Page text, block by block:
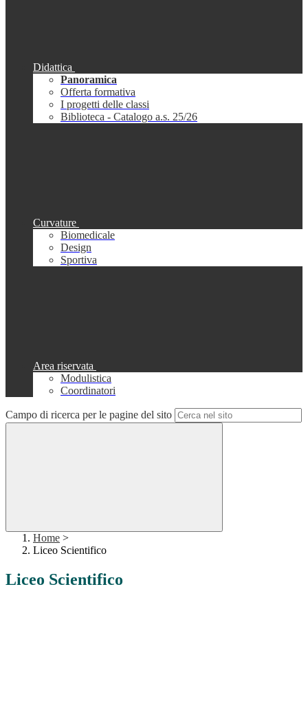
Didattica
Panoramica
Offerta formativa
I progetti delle classi
Biblioteca - Catalogo a.s. 25/26
Curvature
Biomedicale
Design
Sportiva
Area riservata
Modulistica
Coordinatori
Campo di ricerca per le pagine del sito
Home >
Liceo Scientifico
Liceo Scientifico